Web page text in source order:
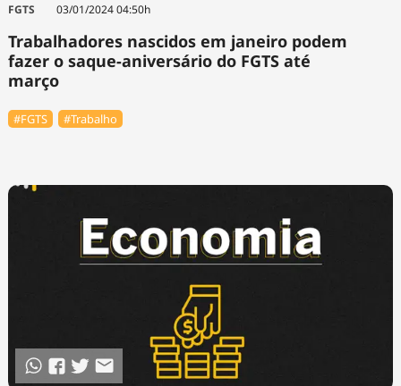
FGTS 03/01/2024 04:50h
Trabalhadores nascidos em janeiro podem
fazer o saque-aniversário do FGTS até
março
#FGTS #Trabalho